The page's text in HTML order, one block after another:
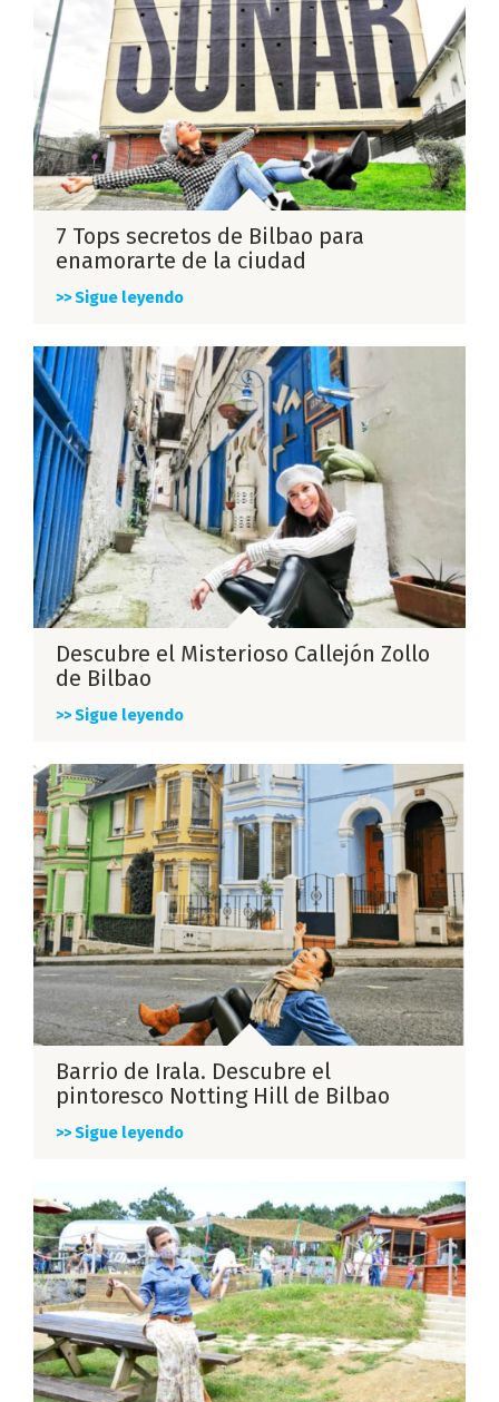
7 Tops secretos de Bilbao para
enamorarte de la ciudad
>> Sigue leyendo
Descubre el Misterioso Callejón Zollo
de Bilbao
>> Sigue leyendo
Barrio de Irala. Descubre el
pintoresco Notting Hill de Bilbao
>> Sigue leyendo